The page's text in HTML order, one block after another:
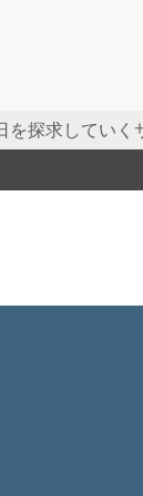
を探求していく